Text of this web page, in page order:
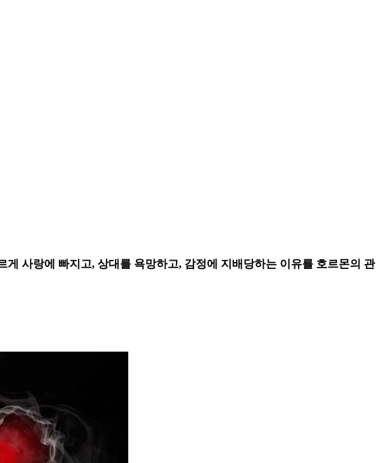
사랑에 빠지고, 상대를 욕망하고, 감정에 지배당하는 이유를 호르몬의 관